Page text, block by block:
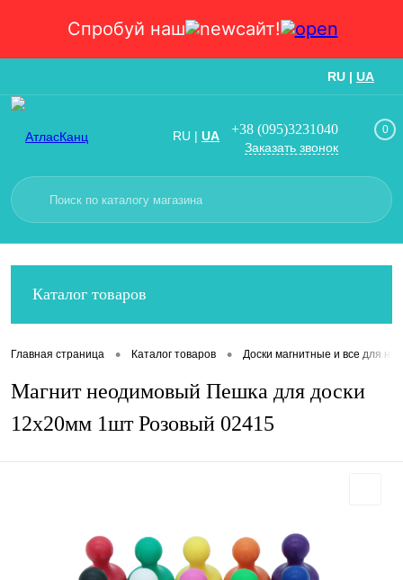
Спробуй наш сайт!
RU | UA
RU | UA +38 (095)3231040
Заказать звонок
0
Каталог товаров
Главная страница • Каталог товаров • Доски магнитные и все для них
Магнит неодимовый Пешка для доски
12х20мм 1шт Розовый 02415